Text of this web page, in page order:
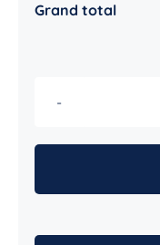
Grand total